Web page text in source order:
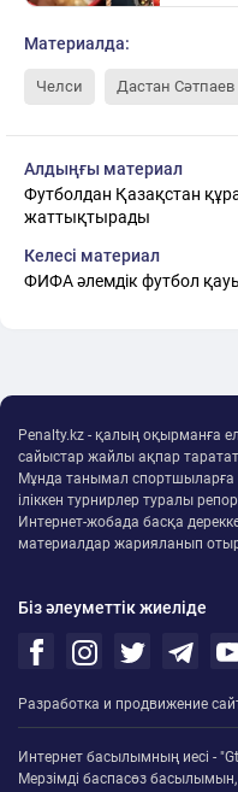
Материалда:
Челси Дастан Сәтпаев
Алдыңғы материал
Футболдан Қазақстан
жаттықтырады
Келесі материал
ФИФА әлемдік футбол
Penalty.kz - қалың оқырманға
сайыстар жайлы ақпар
Мұнда танымал спортшыларға
іліккен турнирлер туралы
Интернет-жобада басқа
материалдар жарияланып
Біз әлеуметтік жиеліде
Разработка и продвижение
Интернет басылымның иесі -
Мерзімді баспасөз басылымын,